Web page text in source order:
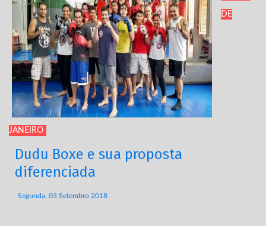
DE
JANEIRO
Dudu Boxe e sua proposta
diferenciada
Segunda, 03 Setembro 2018